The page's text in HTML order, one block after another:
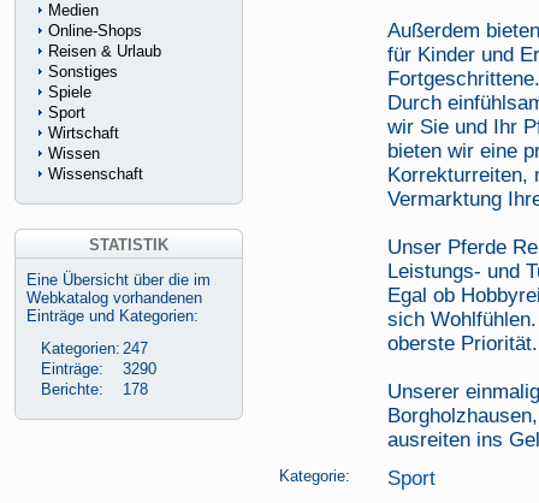
Außerdem
für Kinder und
Fortgeschrittene.
Durch
wir Sie und Ihr
bieten wir eine
Korrekturreiten,
Vermarktung
Unser Pferde
Leistungs- und
Egal ob
sich
oberste Priorität.
Unserer
ausreiten ins
Kategorie: Sport
Medien
Online-Shops
Reisen & Urlaub
Sonstiges
Spiele
Sport
Wirtschaft
Wissen
Wissenschaft
STATISTIK
Eine Übersicht über die im
Webkatalog vorhandenen
Einträge und Kategorien:
Kategorien: 247
Einträge:
3290
Berichte:
178